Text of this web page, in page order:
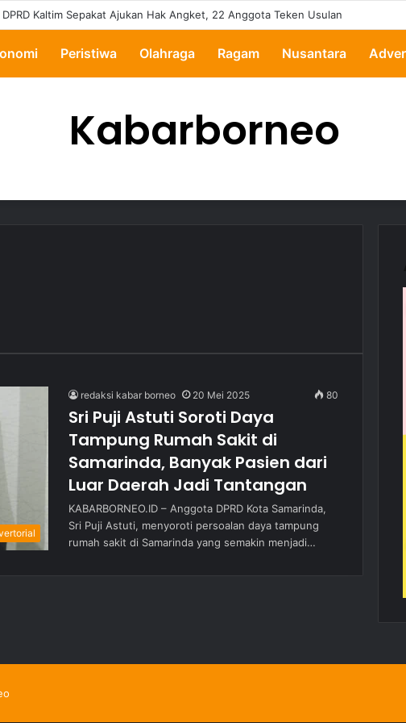
DPRD Kaltim Sepakat Ajukan Hak Angket, 22 Anggota Teken Usulan
Peristiwa Olahraga Ragam Nusantara
Kabarborneo
redaksi kabar borneo 20 Mei 2025 80
Sri Puji Astuti Soroti Daya
Tampung Rumah Sakit di
Samarinda, Banyak Pasien dari
Luar Daerah Jadi Tantangan
KABARBORNEO.ID – Anggota DPRD Kota Samarinda,
Sri Puji Astuti, menyoroti persoalan daya tampung
rumah sakit di Samarinda yang semakin menjadi…